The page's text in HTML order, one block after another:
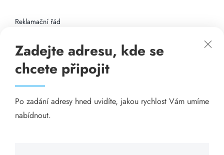
Reklamační řád
Připojení k internetu
Odkazy
Katalog A-seznam.cz
Zadejte adresu, kde se
chcete připojit
Po zadání adresy hned uvidíte, jakou rychlost Vám umíme
nabídnout.